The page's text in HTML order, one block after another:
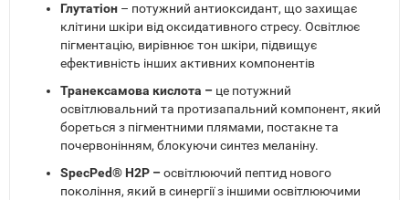
Глутатіон – потужний антиоксидант, що захищає
клітини шкіри від оксидативного стресу. Освітлює
пігментацію, вирівнює тон шкіри, підвищує
ефективність інших активних компонентів
Транексамова кислота – це потужний
освітлювальний та протизапальний компонент, який
бореться з пігментними плямами, постакне та
почервонінням, блокуючи синтез меланіну.
SpecPed® H2P – освітлюючий пептид нового
покоління, який в синергії з іншими освітлюючими